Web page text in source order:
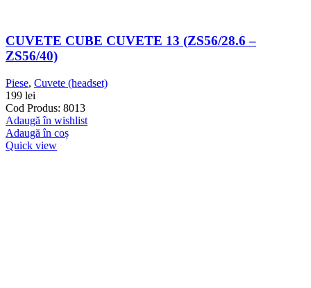
CUVETE CUBE CUVETE 13 (ZS56/28.6 –
ZS56/40)
Piese, Cuvete (headset)
199 lei
Cod Produs: 8013
Adaugă în wishlist
Adaugă în coș
Quick view